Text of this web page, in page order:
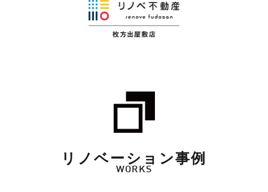
リノベーション事例
WORKS